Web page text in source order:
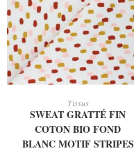
AJOUTER AU PANIER
Tissus
SWEAT GRATTÉ FIN
COTON BIO FOND
BLANC MOTIF STRIPES